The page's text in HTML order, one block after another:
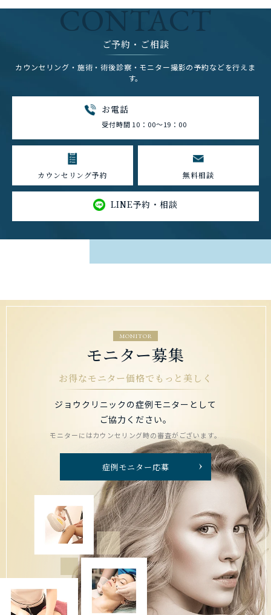
CONTACT
ご予約・ご相談
カウンセリング・施術・術後診察・モニター撮影の予約などを行えま
す。
お電話
受付時間 10：00～19：00
カウンセリング予約 無料相談
LINE予約・相談
MONITOR
モニター募集
お得なモニター価格でもっと美しく
ジョウクリニックの症例モニターとして
ご協力ください。
モニターにはカウンセリング時の審査がございます。
症例モニター応募